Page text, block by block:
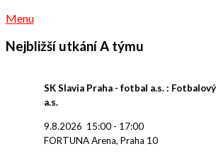
Menu
Nejbližší utkání A týmu
SK Slavia Praha - fotbal a.s. :
a.s.
9.8.2026 15:00 - 17:00
FORTUNA Arena, Praha 10